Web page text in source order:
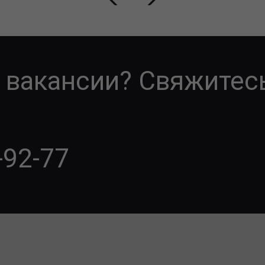
77